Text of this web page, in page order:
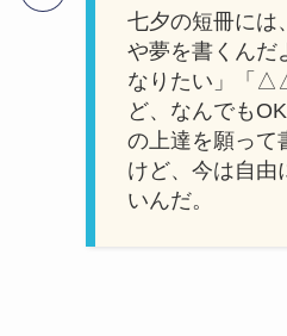
七夕の短冊には
や夢を書くんだ
なりたい」「
ど、なんでも
の上達を願って
けど、今は自由
いんだ。